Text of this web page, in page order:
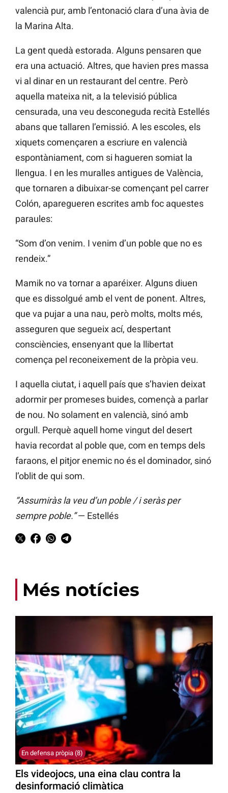
valencià pur, amb l’entonació clara d’una àvia de
la Marina Alta.
La gent quedà estorada. Alguns pensaren que
era una actuació. Altres, que havien pres massa
vi al dinar en un restaurant del centre. Però
aquella mateixa nit, a la televisió pública
censurada, una veu desconeguda recità Estellés
abans que tallaren l’emissió. A les escoles, els
xiquets començaren a escriure en valencià
espontàniament, com si hagueren somiat la
llengua. I en les muralles antigues de València,
que tornaren a dibuixar-se començant pel carrer
Colón, aparegueren escrites amb foc aquestes
paraules:
“Som d’on venim. I venim d’un poble que no es
rendeix.”
Mamik no va tornar a aparéixer. Alguns diuen
que es dissolgué amb el vent de ponent. Altres,
que va pujar a una nau, però molts, molts més,
asseguren que segueix ací, despertant
consciències, ensenyant que la llibertat
comença pel reconeixement de la pròpia veu.
I aquella ciutat, i aquell país que s’havien deixat
adormir per promeses buides, començà a parlar
de nou. No solament en valencià, sinó amb
orgull. Perquè aquell home vingut del desert
havia recordat al poble que, com en temps dels
faraons, el pitjor enemic no és el dominador, sinó
l’oblit de qui som.
“Assumiràs la veu d’un poble / i seràs per
sempre poble.”— Estellés
Més notícies
En defensa pròpia (8)
Els videojocs, una eina clau contra la
desinformació climàtica